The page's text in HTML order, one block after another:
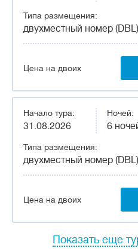
Типа размещения:
двухместный номер (DBL)
Цена на двоих
Начало тура:
31.08.2026
Типа размещения:
двухместный номер (DBL)
Ночей:
6
Цена на двоих
Показать еще